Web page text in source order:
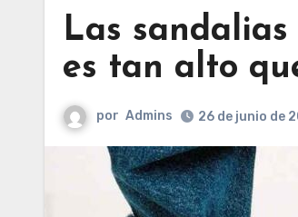
Las
es tan alto
por Admins 26 de junio de